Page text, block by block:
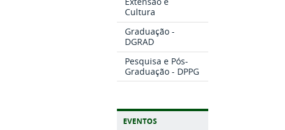
Cultura
Graduação -
DGRAD
Pesquisa e Pós-
Graduação - DPPG
EVENTOS